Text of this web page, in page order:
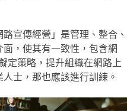
宣傳經營」是管理、整合、
，使其有一致性，包含網
定策略，提升組織在網路上
士，那也應該進行訓練。